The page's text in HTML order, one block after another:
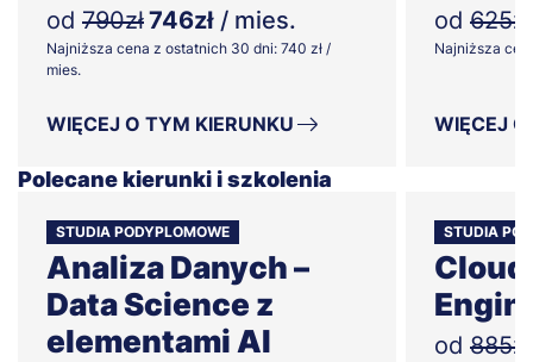
od 790zł746zł / mies.
Najniższa cena z ostatnich 30 dni: 740 zł /
mies.
WIĘCEJ O TYM KIERUNKU
od 625zł
Najniższa
WIĘCEJ
Polecane kierunki i szkolenia
STUDIA PODYPLOMOWE
Analiza Danych –
Data Science z
elementami AI
STUDIA
Cloud
od 885zł